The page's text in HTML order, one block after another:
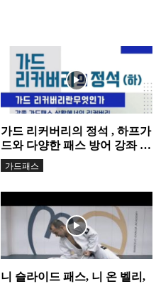
가드 리커버리의 정석 , 하프가
드와 다양한 패스 방어 강좌 출
시가드패스
니 슬라이드 패스, 니 온 벨리,